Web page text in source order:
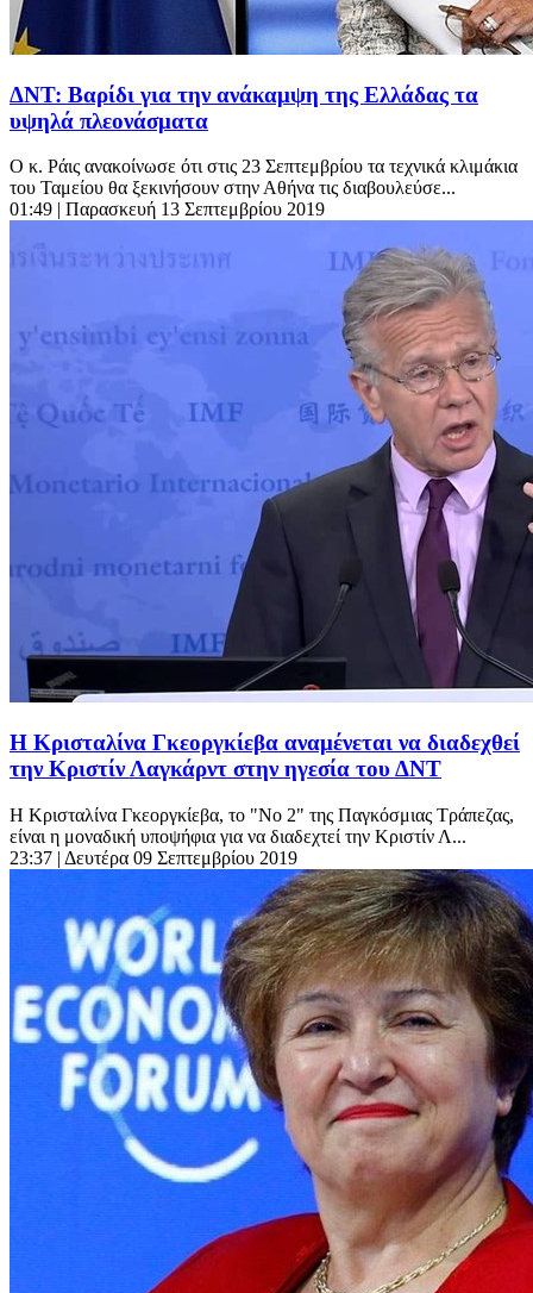
ΔΝΤ: Βαρίδι για την ανάκαμψη της Ελλάδας τα
υψηλά πλεονάσματα
Ο κ. Ράις ανακοίνωσε ότι στις 23 Σεπτεμβρίου τα τεχνικά κλιμάκια
του Ταμείου θα ξεκινήσουν στην Αθήνα τις διαβουλεύσε...
01:49 | Παρασκευή 13 Σεπτεμβρίου 2019
Η Κρισταλίνα Γκεοργκίεβα αναμένεται να διαδεχθεί
την Κριστίν Λαγκάρντ στην ηγεσία του ΔΝΤ
Η Κρισταλίνα Γκεοργκίεβα, το "Νο 2" της Παγκόσμιας Τράπεζας,
είναι η μοναδική υποψήφια για να διαδεχτεί την Κριστίν Λ...
23:37 | Δευτέρα 09 Σεπτεμβρίου 2019